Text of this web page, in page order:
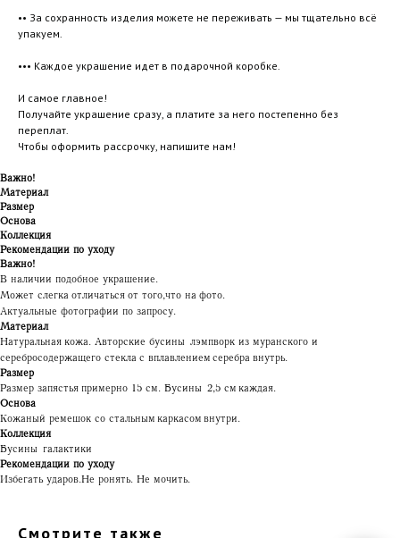
•• За сохранность изделия можете не переживать — мы тщательно всё
упакуем.
••• Каждое украшение идет в подарочной коробке.
И самое главное!
Получайте украшение сразу, а платите за него постепенно без
переплат.
Чтобы оформить рассрочку, напишите нам!
Важно!
Материал
Размер
Основа
Коллекция
Рекомендации по уходу
Важно!
В наличии подобное украшение.
Может слегка отличаться от того, что на фото.
Актуальные фотографии по запросу.
Материал
Натуральная кожа. Авторские бусины лэмпворк из муранского и
серебросодержащего стекла с вплавлением серебра внутрь.
Размер
Размер запястья примерно 15 см. Бусины 2,5 см каждая.
Основа
Кожаный ремешок со стальным каркасом внутри.
Коллекция
Бусины галактики
Рекомендации по уходу
Избегать ударов. Не ронять. Не мочить.
Смотрите также